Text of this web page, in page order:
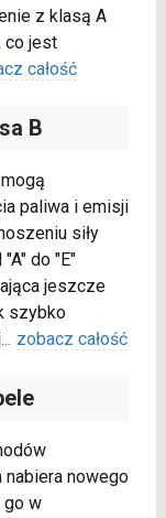
z klasą A
co jest
całość
B
paliwa i emisji
siły
do "E"
jeszcze
szybko
... zobacz całość
nabiera nowego
go w